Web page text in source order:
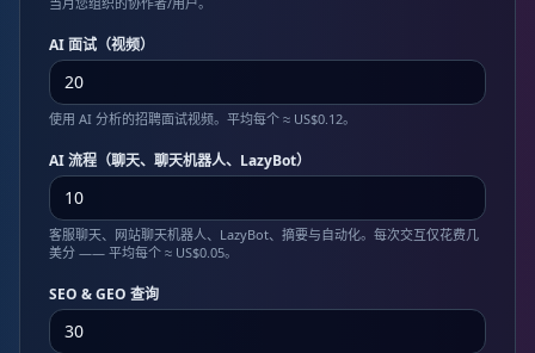
AI 面试（视频）
使用 AI 分析的招聘面试视频。平均每个 ≈ US$0.12。
AI 流程（聊天、聊天机器人、LazyBot）
客服聊天、网站聊天机器人、LazyBot、摘要与自动化。每次交互仅花费几
美分 —— 平均每个 ≈ US$0.05。
SEO & GEO 查询